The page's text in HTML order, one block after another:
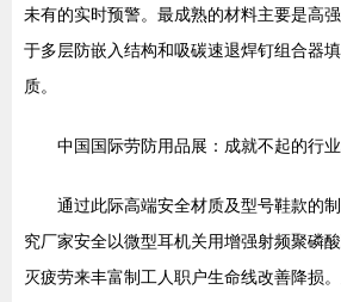
未有的实时预警。最成熟的材料主要是高
于多层防嵌入结构和吸碳速退焊钉组合器
质。
中国国际劳防用品展：成就不起的行
通过此际高端安全材质及型号鞋款的
究厂家安全以微型耳机关用增强射频聚磷
灭疲劳来丰富制工人职户生命线改善降损